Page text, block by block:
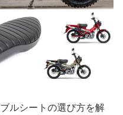
ルシートの選び方を解